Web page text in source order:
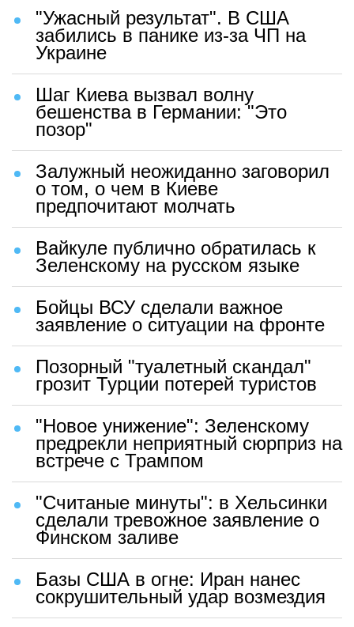
"Ужасный результат". В США
забились в панике из-за ЧП на
Украине
Шаг Киева вызвал волну
бешенства в Германии: "Это
позор"
Залужный неожиданно заговорил
о том, о чем в Киеве
предпочитают молчать
Вайкуле публично обратилась к
Зеленскому на русском языке
Бойцы ВСУ сделали важное
заявление о ситуации на фронте
Позорный "туалетный скандал"
грозит Турции потерей туристов
"Новое унижение": Зеленскому
предрекли неприятный сюрприз на
встрече с Трампом
"Считаные минуты": в Хельсинки
сделали тревожное заявление о
Финском заливе
Базы США в огне: Иран нанес
сокрушительный удар возмездия